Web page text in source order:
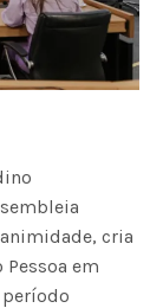
cria
em